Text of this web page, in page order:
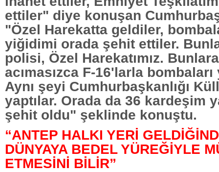
ettiler" diye konuşan
"Özel Harekatta geldiler,
yiğidimi orada şehit ettiler.
polisi, Özel Harekatımız.
acımasızca F-16'larla bombaları
Aynı şeyi Cumhurbaşkanlığı
yaptılar. Orada da 36 kardeşim
şehit oldu" şeklinde konuştu.
“ANTEP HALKI YERİ
DÜNYAYA BEDEL YÜREĞİYLE
ETMESİNİ BİLİR”